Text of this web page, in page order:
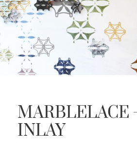
MARBLELACE
INLAY